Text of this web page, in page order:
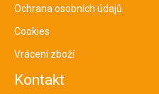
Ochrana osobních údajů
Cookies
Vrácení zboží
Kontakt